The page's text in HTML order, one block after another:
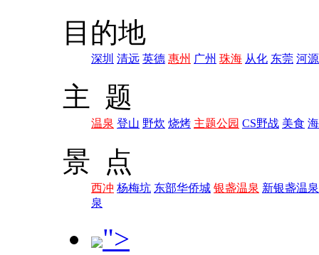
目的地
深圳 清远 英德 惠州 广州 珠海 从化 东莞 河源
主 题
温泉 登山 野炊 烧烤 主题公园 CS野战 美食
景 点
西冲 杨梅坑 东部华侨城 银盏温泉 新银盏温泉
泉
">